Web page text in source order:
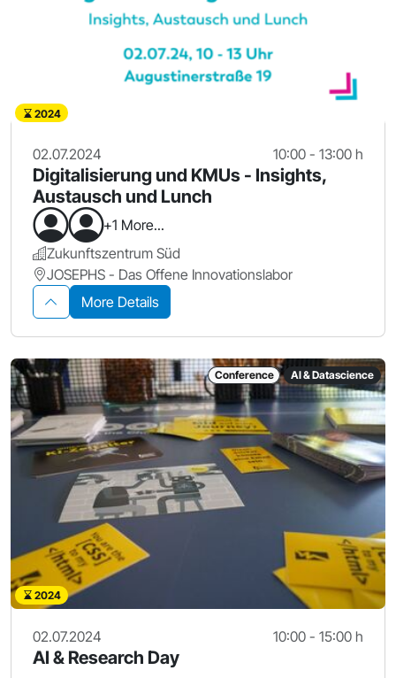
2024
02.07.2024 10:00 - 13:00 h
Digitalisierung und KMUs - Insights,
Austausch und Lunch
+1 More...
Zukunftszentrum Süd
JOSEPHS - Das Offene Innovationslabor
More Details
Conference AI & Datascience
2024
02.07.2024 10:00 - 15:00 h
AI & Research Day